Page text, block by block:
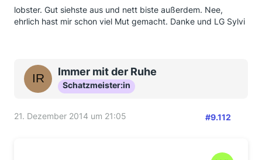
lobster. Gut siehste aus und nett biste außerdem. Nee,
ehrlich hast mir schon viel Mut gemacht. Danke und LG Sylvi
Immer mit der Ruhe
Schatzmeister:in
21. Dezember 2014 um 21:05 #9.112